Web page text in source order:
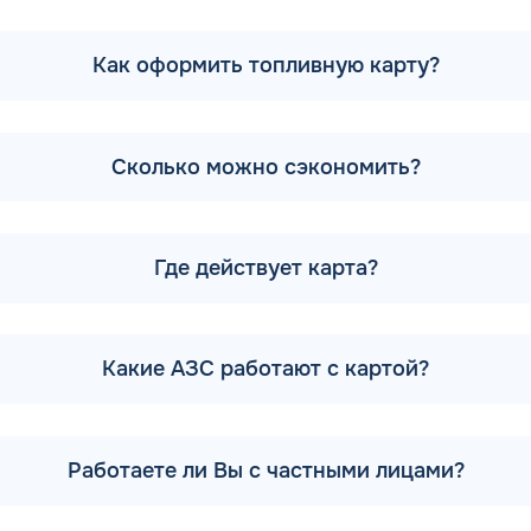
углеводородов, полученная из нефтяного сырья),
стоимость бензина в разделе «Цена бензина и
содержать железо и марганец. Тетра-этил свинец
Брянской области другими типами присадок,
Как оформить топливную карту?
Сколько можно сэкономить?
Где действует карта?
Какие АЗС работают с картой?
Работаете ли Вы с частными лицами?